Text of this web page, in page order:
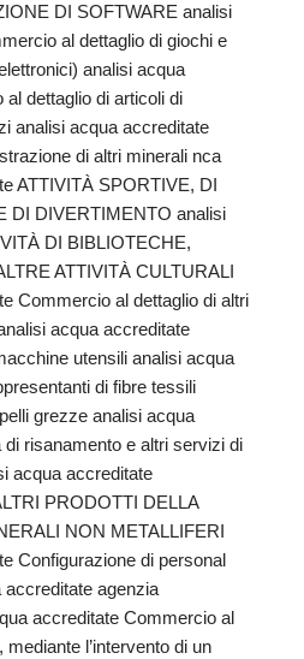
DI SOFTWARE analisi
al dettaglio di giochi e
analisi acqua
dettaglio di articoli di
analisi acqua accreditate
di altri minerali nca
ATTIVITÀ SPORTIVE, DI
DI DIVERTIMENTO analisi
DI BIBLIOTECHE,
ATTIVITÀ CULTURALI
Commercio al dettaglio di altri
acqua accreditate
utensili analisi acqua
di fibre tessili
grezze analisi acqua
risanamento e altri servizi di
acqua accreditate
PRODOTTI DELLA
NON METALLIFERI
Configurazione di personal
agenzia
accreditate Commercio al
l’intervento di un